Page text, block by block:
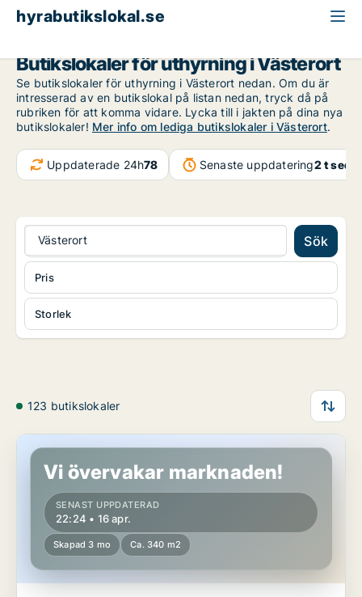
hyrabutikslokal.se
Butikslokaler för uthyrning i Västerort
Se butikslokaler för uthyrning i Västerort nedan. Om du är
intresserad av en butikslokal på listan nedan, tryck då på
rubriken för att komma vidare. Lycka till i jakten på dina nya
butikslokaler! Mer info om lediga butikslokaler i Västerort.
Uppdaterade 24h78 Senaste uppdatering2 t
Västerort Sök
Storlek
Pris
123 butikslokaler
Butikslokal i Västerort
Vi övervakar marknaden!
SENAST UPPDATERAD
22:24 • 16 apr.
Skapad 3 mo Ca. 340 m2